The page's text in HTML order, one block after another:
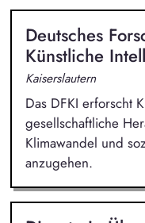
Deutsches
Künstliche
Kaiserslautern
Das DFKI erforscht
gesellschaftliche
Klimawandel und
anzugehen.